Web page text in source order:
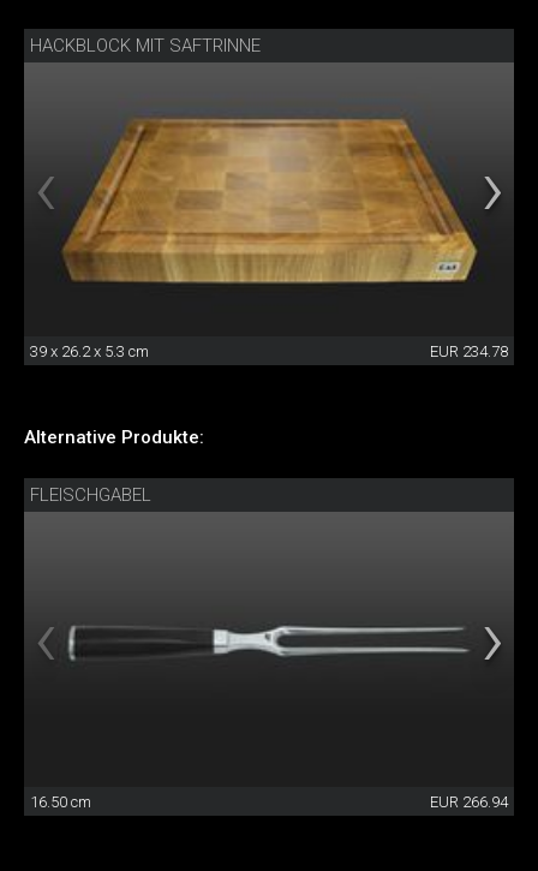
HACKBLOCK MIT SAFTRINNE
39 x 26.2 x 5.3 cm EUR 234.78
Alternative Produkte:
FLEISCHGABEL
16.50 cm EUR 266.94